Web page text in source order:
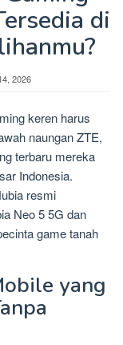
di
2026
keren harus
naungan ZTE,
terbaru mereka
Indonesia.
resmi
Neo 5 5G dan
game tanah
yang